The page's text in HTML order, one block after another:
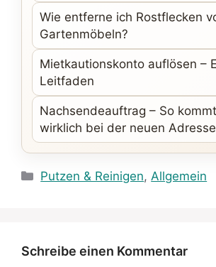
Wie entferne ich Rostflecken
Gartenmöbeln?
Mietkautionskonto auflösen –
Leitfaden
Nachsendeauftrag – So
wirklich bei der neuen
Kategorien
Putzen & Reinigen,Allgemein
Schreibe einen Kommentar